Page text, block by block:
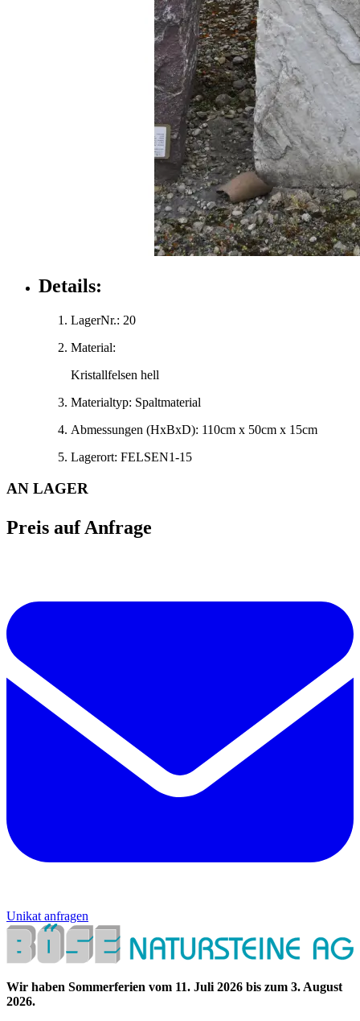
Details:
LagerNr.: 20
Material:
Kristallfelsen hell
Materialtyp: Spaltmaterial
Abmessungen (HxBxD): 110cm x 50cm x 15cm
Lagerort: FELSEN1-15
AN LAGER
Preis auf Anfrage
Unikat anfragen
Wir haben Sommerferien vom 11. Juli 2026 bis zum 3. August
2026.